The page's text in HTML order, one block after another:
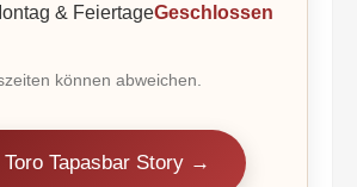
& FeiertageGeschlossen
können abweichen.
Toro Tapasbar Story →